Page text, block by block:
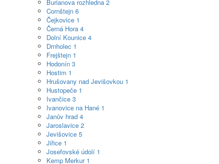
Burianova rozhledna 2
Cornštejn 6
Čejkovice 1
Černá Hora 4
Dolní Kounice 4
Drnholec 1
Frejštejn 1
Hodonín 3
Hostim 1
Hrušovany nad Jevišovkou 1
Hustopeče 1
Ivančice 3
Ivanovice na Hané 1
Janův hrad 4
Jaroslavice 2
Jevišovice 5
Jiřice 1
Josefovské údolí 1
Kemp Merkur 1